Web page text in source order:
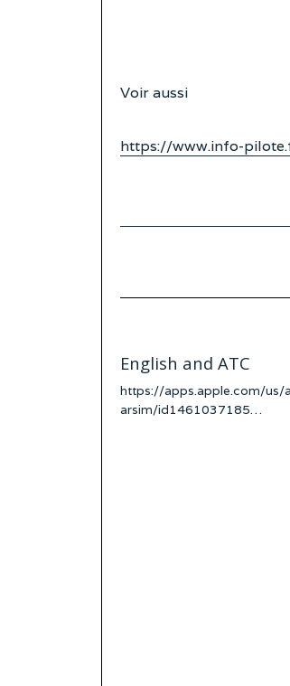
Voir aussi
https://www.info-
English and ATC
https://apps.apple.com/us/
arsim/id1461037185…